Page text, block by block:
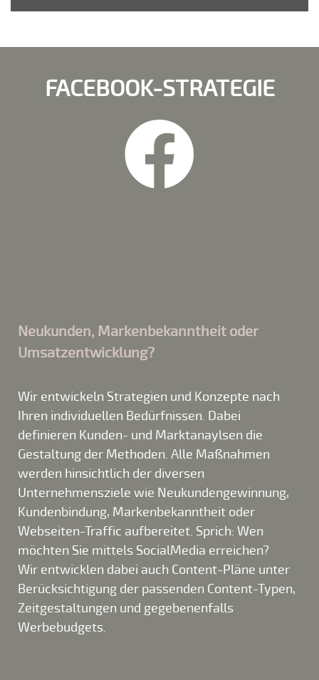
Neukunden, Markenbekanntheit oder
Umsatzentwicklung?
Wir entwickeln Strategien und Konzepte nach
Ihren individuellen Bedürfnissen. Dabei
definieren Kunden- und Marktanaylsen die
Gestaltung der Methoden. Alle Maßnahmen
werden hinsichtlich der diversen
Unternehmensziele wie Neukundengewinnung,
Kundenbindung, Markenbekanntheit oder
Webseiten-Traffic aufbereitet. Sprich: Wen
möchten Sie mittels SocialMedia erreichen?
Wir entwicklen dabei auch Content-Pläne unter
Berücksichtigung der passenden Content-Typen,
Zeitgestaltungen und gegebenenfalls
Werbebudgets.
FACEBOOK-STRATEGIE